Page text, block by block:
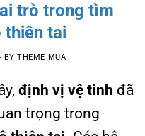
trò trong tìm
thiên tai
BYTHEME MUA
định vị vệ tinh đã
trọng trong